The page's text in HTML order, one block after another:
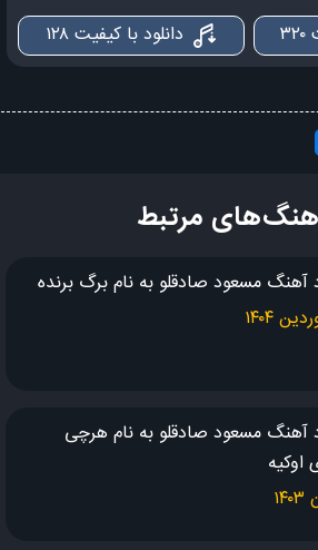
چشماتو ببند و اِنقد زانو غم بغل نکن… هِـــی…
برنده اش باشم، من!
هردوتا، دنبالِ داستانیم توو دنیا…
دُلارو لِه، دُورم از این گُلا پُره…
گوچی پبوشی و درینک بنوشی
تر چون، به سادگی دیگه شدم قانع من!
دانلود با کیفیت ۱۲۸
مرتبط
آهنگ مسعود صادقلو به نام برگ برنده
آهنگ مسعود صادقلو به نام هرچی
اوکیه